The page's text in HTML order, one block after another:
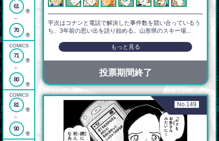
平次はコナンと電話で解決した事件数を競い合っているう
ち、3年前の思い出を語り始める。山形県のスキー場...
もっと見る
投票期間終了
No.149
61
巻
～
70
巻
COMICS
71
巻
～
80
巻
COMICS
81
巻
～
90
巻